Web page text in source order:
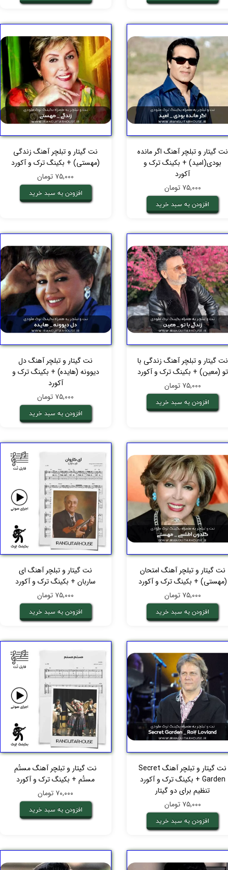
نت گیتار و تبلچر آهنگ اگر مانده
بودی(امید) + بکینگ ترک و
آکورد
۷۵,۰۰۰ تومان
افزودن به سبد خرید
نت گیتار و تبلچر آهنگ زندگی
(مهستی) + بکینگ ترک و آکورد
۷۵,۰۰۰ تومان
افزودن به سبد خرید
نت گیتار و تبلچر آهنگ زندگی با
تو (معین) + بکینگ ترک و آکورد
۷۵,۰۰۰ تومان
افزودن به سبد خرید
نت گیتار و تبلچر آهنگ دل
دیوونه (هایده) + بکینگ ترک و
آکورد
۷۵,۰۰۰ تومان
افزودن به سبد خرید
نت گیتار و تبلچر آهنگ امتحان
(مهستی) + بکینگ ترک و آکورد
۷۵,۰۰۰ تومان
افزودن به سبد خرید
نت گیتار و تبلچر آهنگ ای
ساربان + بکینگ ترک و آکورد
۷۵,۰۰۰ تومان
افزودن به سبد خرید
نت گیتار و تبلچر آهنگ Secret
Garden + بکینگ ترک و آکورد
تنظیم برای دو گیتار
۷۵,۰۰۰ تومان
افزودن به سبد خرید
نت گیتار و تبلچر آهنگ مستُم
مستُم + بکینگ ترک و آکورد
۷۰,۰۰۰ تومان
افزودن به سبد خرید